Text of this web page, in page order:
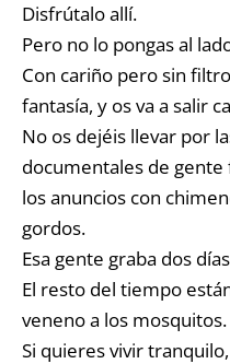
Disfrútalo allí.
Pero no lo pongas al
Con cariño pero sin
fantasía, y os va a salir
No os dejéis llevar por
documentales de gente
los anuncios con
gordos.
Esa gente graba dos
El resto del tiempo
veneno a los mosquitos.
Si quieres vivir